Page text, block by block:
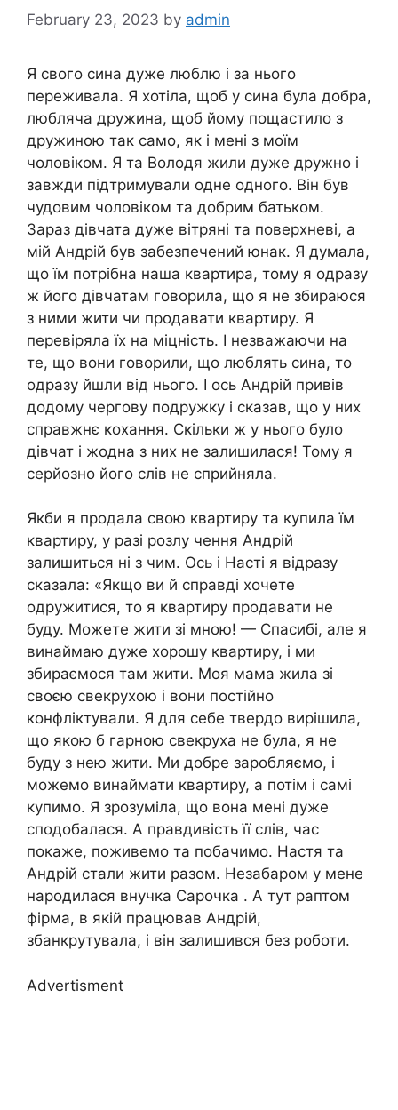
February 23, 2023 by admin
Я свого сина дуже люблю і за нього
переживала. Я хотіла, щоб у сина була добра,
любляча дружина, щоб йому пощастило з
дружиною так само, як і мені з моїм
чоловіком. Я та Володя жили дуже дружно і
завжди підтримували одне одного. Він був
чудовим чоловіком та добрим батьком.
Зараз дівчата дуже вітряні та поверхневі, а
мій Андрій був забезпечений юнак. Я думала,
що їм потрібна наша квартира, тому я одразу
ж його дівчатам говорила, що я не збираюся
з ними жити чи продавати квартиру. Я
перевіряла їх на міцність. І незважаючи на
те, що вони говорили, що люблять сина, то
одразу йшли від нього. І ось Андрій привів
додому чергову подружку і сказав, що у них
справжнє кохання. Скільки ж у нього було
дівчат і жодна з них не залишилася! Тому я
серйозно його слів не сприйняла.
Якби я продала свою квартиру та купила їм
квартиру, у разі розлу чення Андрій
залишиться ні з чим. Ось і Насті я відразу
сказала: «Якщо ви й справді хочете
одружитися, то я квартиру продавати не
буду. Можете жити зі мною! — Спасибі, але я
винаймаю дуже хорошу квартиру, і ми
збираємося там жити. Моя мама жила зі
своєю свекрухою і вони постійно
конфліктували. Я для себе твердо вирішила,
що якою б гарною свекруха не була, я не
буду з нею жити. Ми добре заробляємо, і
можемо винаймати квартиру, а потім і самі
купимо. Я зрозуміла, що вона мені дуже
сподобалася. А правдивість її слів, час
покаже, поживемо та побачимо. Настя та
Андрій стали жити разом. Незабаром у мене
народилася внучка Сарочка . А тут раптом
фірма, в якій працював Андрій,
збанкрутувала, і він залишився без роботи.
Advertisment